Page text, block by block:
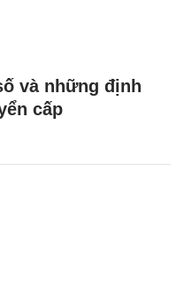
và những định
cấp